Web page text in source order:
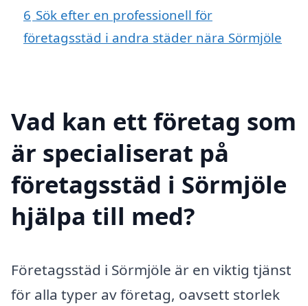
6 Sök efter en professionell för
företagsstäd i andra städer nära Sörmjöle
Vad kan ett företag som
är specialiserat på
företagsstäd i Sörmjöle
hjälpa till med?
Företagsstäd i Sörmjöle är en viktig tjänst
för alla typer av företag, oavsett storlek